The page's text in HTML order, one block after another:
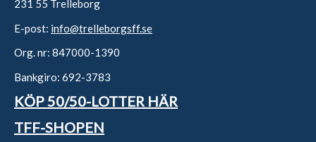
231 55 Trelleborg
E-post: info@trelleborgsff.se
Org. nr: 847000-1390
Bankgiro: 692-3783
KÖP 50/50-LOTTER HÄR
TFF-SHOPEN